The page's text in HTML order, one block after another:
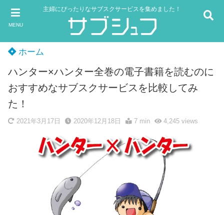
MENU
主婦にぴったりなサブスクサービスを集めました！
ホーム
ハンター×ハンター全巻の電子書籍を読むのに
おすすめなサブスクサービスを比較してみ
た！
2021年3月17日 2020年12月18日 7 min 4,245views